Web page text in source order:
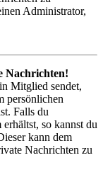
Administrator,
Nachrichten!
Mitglied sendet,
persönlichen
Falls du
so kannst du
kann dem
Nachrichten zu